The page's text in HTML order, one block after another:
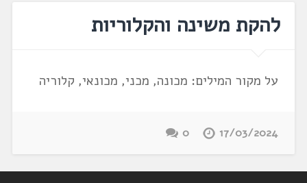
להקת משינה והקלוריות
על מקור המילים: מכונה, מכני, מכונאי, קלוריה
17/03/2024
0